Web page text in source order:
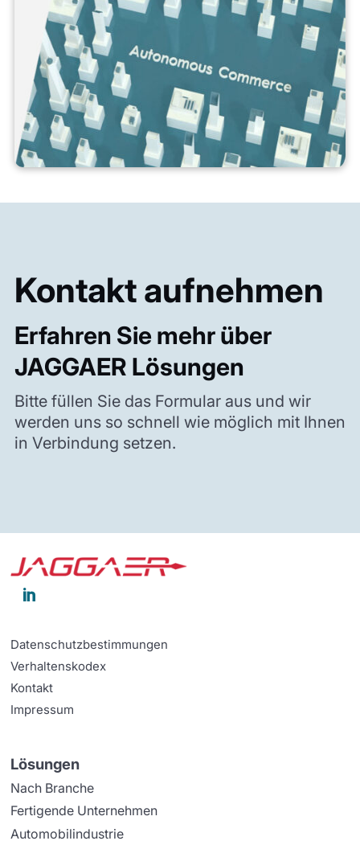
Kontakt aufnehmen
Erfahren Sie mehr über
JAGGAER Lösungen
Bitte füllen Sie das Formular aus und wir
werden uns so schnell wie möglich mit Ihnen
in Verbindung setzen.

Datenschutzbestimmungen
Verhaltenskodex
Kontakt
Impressum
Lösungen
Nach Branche
Fertigende Unternehmen
Automobilindustrie